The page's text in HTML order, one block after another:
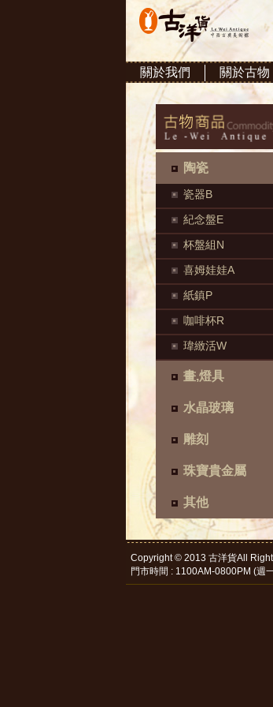
關於我們 關於古物
陶瓷
瓷器B
紀念盤E
杯盤組N
喜姆娃娃A
紙鎮P
咖啡杯R
瑋緻活W
畫,燈具
水晶玻璃
雕刻
珠寶貴金屬
其他
Copyright © 2013 古洋貨All
門市時間 : 1100AM-0800PM (週